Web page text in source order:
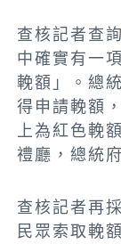
查核記者查
中確實有一
輓額」。總
得申請輓額
上為紅色輓
禮廳，總統
查核記者再
民眾索取輓